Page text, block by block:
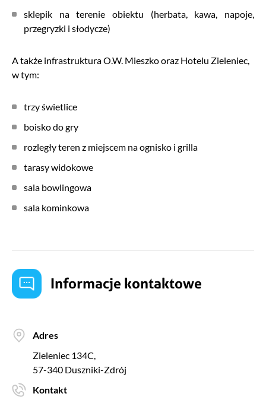
sklepik na terenie obiektu (herbata, kawa, napoje,
przegryzki i słodycze)
A także infrastruktura O.W. Mieszko oraz Hotelu Zieleniec,
w tym:
trzy świetlice
boisko do gry
rozległy teren z miejscem na ognisko i grilla
tarasy widokowe
sala bowlingowa
sala kominkowa
Informacje kontaktowe
Adres
Zieleniec 134C,
57-340 Duszniki-Zdrój
Kontakt